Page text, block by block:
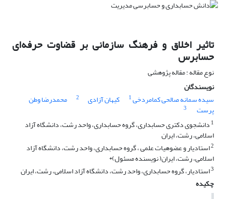
تاثیر اخلاق و فرهنگ سازمانی بر قضاوت حرفه‌ای
حسابرس
نوع مقاله : مقاله پژوهشی
نویسندگان
سیده سمانه صالحی کمامردخی1 کیهان آزادی 2 محمدرضا وطن
پرست
3
1 دانشجوی دکتری حسابداری، گروه حسابداری، واحد رشت، دانشگاه آزاد
اسلامی، رشت، ایران
2استادیار و عضوهیات علمی ، گروه حسابداری، واحد رشت، دانشگاه آزاد
اسلامی، رشت، ایران( نویسنده مسئول)*
3استادیار، گروه حسابداری، واحد رشت، دانشگاه آزاد اسلامی، رشت، ایران
چکیده